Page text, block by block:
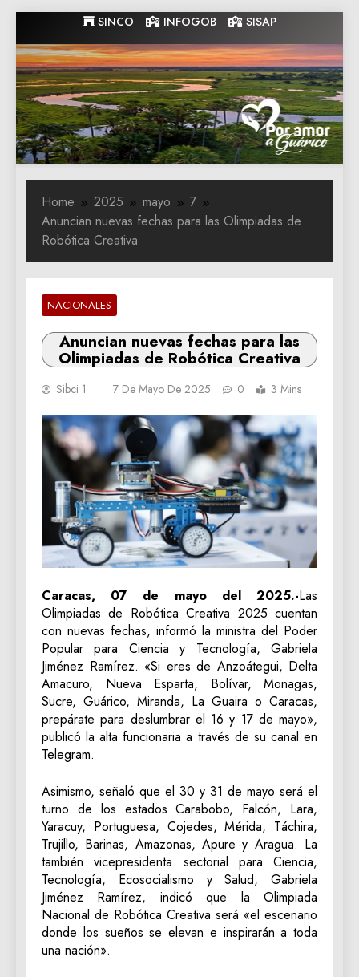
to
content
SINCO INFOGOB SISAP
Gobernacion
de Guarico
Gobernacion de Guarico
Home 2025 mayo
7
Anuncian nuevas fechas para las Olimpiadas de
Robótica Creativa
NACIONALES
Anuncian nuevas fechas para las
Olimpiadas de Robótica Creativa
Sibci 1 7 De Mayo De 2025 0 3 Mins
Caracas, 07 de mayo del 2025.-Las
Olimpiadas de Robótica Creativa 2025 cuentan
con nuevas fechas, informó la ministra del Poder
Popular para Ciencia y Tecnología, Gabriela
Jiménez Ramírez. «Si eres de Anzoátegui, Delta
Amacuro, Nueva Esparta, Bolívar, Monagas,
Sucre, Guárico, Miranda, La Guaira o Caracas,
prepárate para deslumbrar el 16 y 17 de mayo»,
publicó la alta funcionaria a través de su canal en
Telegram.
Asimismo, señaló que el 30 y 31 de mayo será el
turno de los estados Carabobo, Falcón, Lara,
Yaracuy, Portuguesa, Cojedes, Mérida, Táchira,
Trujillo, Barinas, Amazonas, Apure y Aragua. La
también vicepresidenta sectorial para Ciencia,
Tecnología, Ecosocialismo y Salud, Gabriela
Jiménez Ramírez, indicó que la Olimpiada
Nacional de Robótica Creativa será «el escenario
donde los sueños se elevan e inspirarán a toda
una nación».